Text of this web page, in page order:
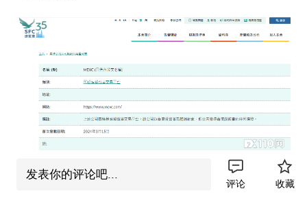
这是SFC针对 MEXC 发出的第二次警告。
发表你的评论吧...
评论 收藏